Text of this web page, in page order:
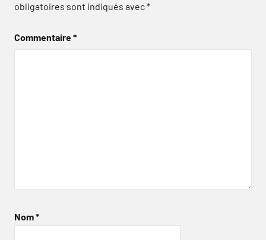
obligatoires sont indiqués avec*
Commentaire*
Nom*